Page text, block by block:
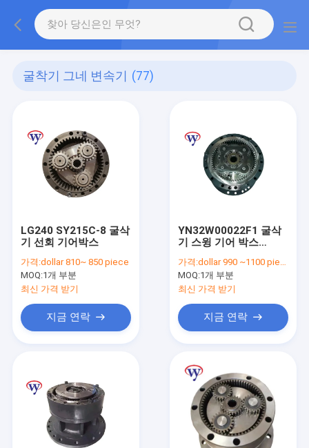
굴착기 그네 변속기 (77)
LG240 SY215C-8 굴삭
기 선회 기어박스
가격:dollar 810~ 850 piece
MOQ:1개 부분
최신 가격 받기
지금 연락
YN32W00022F1 굴삭
기 스윙 기어 박스
가격:dollar 990 ~1100 piece
MOQ:1개 부분
최신 가격 받기
지금 연락